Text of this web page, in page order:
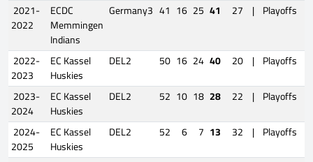
2021-
2022
ECDC
Memmingen
Indians
Germany3 41 16 25 41 27 | Playoffs
2022-
2023
EC Kassel
Huskies
DEL2 50 16 24 40 20 | Playoffs
2023-
2024
EC Kassel
Huskies
DEL2 52 10 18 28 22 | Playoffs
2024-
2025
EC Kassel
Huskies
DEL2 52 6 7 13 32 | Playoffs